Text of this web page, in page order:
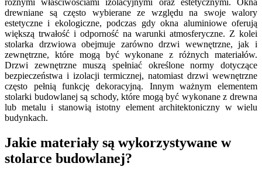
drewniane są często wybierane ze względu na swoje walory
estetyczne i ekologiczne, podczas gdy okna aluminiowe oferują
większą trwałość i odporność na warunki atmosferyczne. Z kolei
stolarka drzwiowa obejmuje zarówno drzwi wewnętrzne, jak i
zewnętrzne, które mogą być wykonane z różnych materiałów.
Drzwi zewnętrzne muszą spełniać określone normy dotyczące
bezpieczeństwa i izolacji termicznej, natomiast drzwi wewnętrzne
często pełnią funkcję dekoracyjną. Innym ważnym elementem
stolarki budowlanej są schody, które mogą być wykonane z drewna
lub metalu i stanowią istotny element architektoniczny w wielu
budynkach.
Jakie materiały są wykorzystywane w
stolarce budowlanej?